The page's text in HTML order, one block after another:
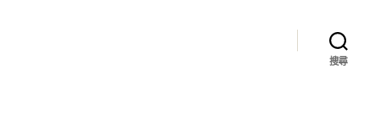
搜尋